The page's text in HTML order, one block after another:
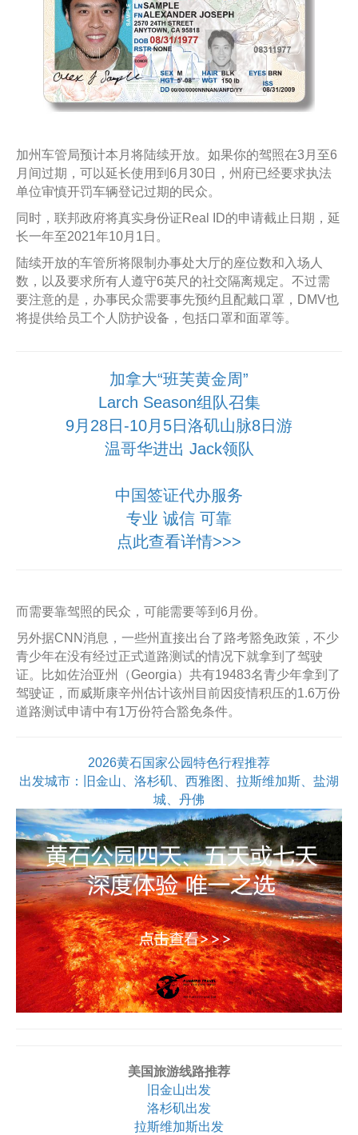
加州车管局预计本月将陆续开放。如果你的驾照在3月至6
月间过期，可以延长使用到6月30日，州府已经要求执法
单位审慎开罚车辆登记过期的民众。
同时，联邦政府将真实身份证Real ID的申请截止日期，延
长一年至2021年10月1日。
陆续开放的车管所将限制办事处大厅的座位数和入场人
数，以及要求所有人遵守6英尺的社交隔离规定。不过需
要注意的是，办事民众需要事先预约且配戴口罩，DMV也
将提供给员工个人防护设备，包括口罩和面罩等。
加拿大“班芙黄金周”
Larch Season组队召集
9月28日-10月5日洛矶山脉8日游
温哥华进出 Jack领队
中国签证代办服务
专业 诚信 可靠
点此查看详情>>>
而需要靠驾照的民众，可能需要等到6月份。
另外据CNN消息，一些州直接出台了路考豁免政策，不少
青少年在没有经过正式道路测试的情况下就拿到了驾驶
证。比如佐治亚州（Georgia）共有19483名青少年拿到了
驾驶证，而威斯康辛州估计该州目前因疫情积压的1.6万份
道路测试申请中有1万份符合豁免条件。
2026黄石国家公园特色行程推荐
出发城市：旧金山、洛杉矶、西雅图、拉斯维加斯、盐湖
城、丹佛
美国旅游线路推荐
旧金山出发
洛杉矶出发
拉斯维加斯出发